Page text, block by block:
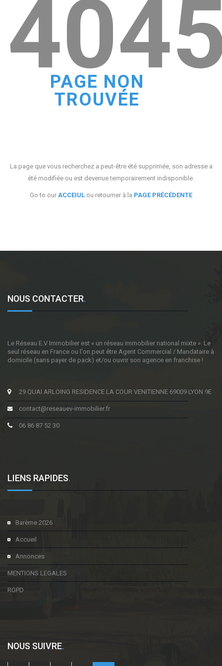
PAGE NON
TROUVÉE
La page que vous recherchez a peut-être été supprimée, son adresse a
été modifiée ou est devenue temporairement indisponible.
Go to our ACCEIUL ou retourner à la PAGE PRÉCÉDENTE
NOUS CONTACTER.
Le Réseau E.V Immobilier est « un réseau immobilier national mixte ». Le
seul réseau en France ou l'on peut être Agent Commercial / Mandataire à
domicile (sans payer de pack) et/ou ouvrir son agence en franchise !
29 QUAI ARLOING RESIDENCE LA COUR VENITIENNE 69009 LYON 9E
contact@reseauev-immobilier.fr
06 86 87 52 30
LIENS RAPIDES.
Barème 2026
Accueil
Annonces
MENTIONS LEGALES
RGPD
NOUS SUIVRE.